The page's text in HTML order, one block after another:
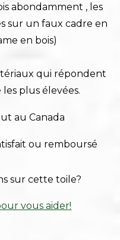
abondamment , les
sur un faux cadre en
en bois)
qui répondent
plus élevées.
au Canada
ou remboursé
sur cette toile?
vous aider!